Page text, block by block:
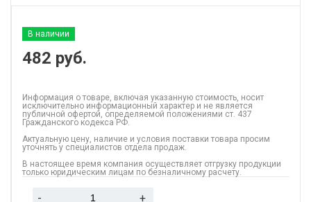
В наличии
482 руб.
Информация о товаре, включая указанную стоимость, носит
исключительно информационный характер и не является
публичной офертой, определяемой положениями ст. 437
Гражданского кодекса РФ.
Актуальную цену, наличие и условия поставки товара просим
уточнять у специалистов отдела продаж.
В настоящее время компания осуществляет отгрузку продукции
только юридическим лицам по безналичному расчету.
- +